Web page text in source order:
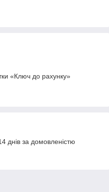
«Ключ до рахунку»
днів за домовленістю